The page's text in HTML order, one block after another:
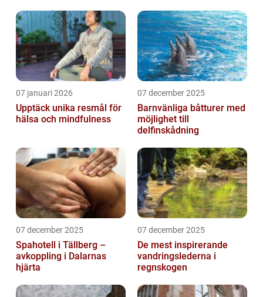
07 januari 2026
Upptäck unika resmål för
hälsa och mindfulness
07 december 2025
Barnvänliga båtturer med
möjlighet till
delfinskådning
07 december 2025
Spahotell i Tällberg –
avkoppling i Dalarnas
hjärta
07 december 2025
De mest inspirerande
vandringslederna i
regnskogen